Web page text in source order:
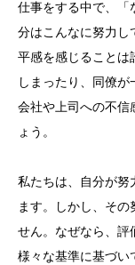
仕事をする中で、「
分はこんなに努力し
平感を感じることは
しまったり、同僚が
会社や上司への不信
ょう。
私たちは、自分が努
ます。しかし、その
せん。なぜなら、評
様々な基準に基づい